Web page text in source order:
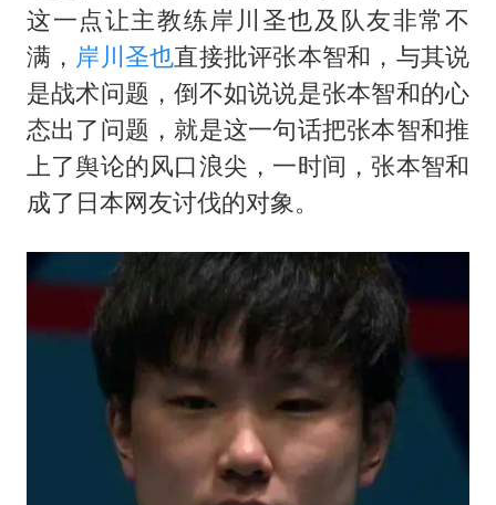
这一点让主教练岸川圣也及队友非常不
满， 岸川圣也直接批评张本智和，与其说
是战术问题，倒不如说说是张本智和的心
态出了问题，就是这一句话把张本智和推
上了舆论的风口浪尖，一时间，张本智和
成了日本网友讨伐的对象。